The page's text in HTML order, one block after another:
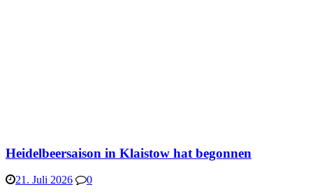
Heidelbeersaison in Klaistow hat begonnen
21. Juli 2026 0